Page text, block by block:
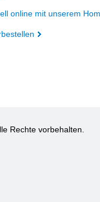
online mit unserem
Rechte vorbehalten.